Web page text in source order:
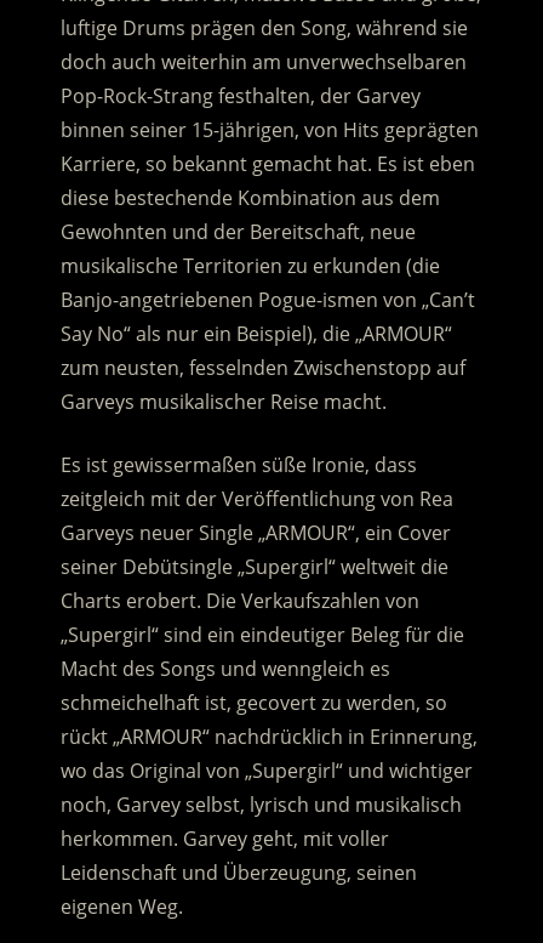
luftige Drums prägen den Song, während sie
doch auch weiterhin am unverwechselbaren
Pop-Rock-Strang festhalten, der Garvey
binnen seiner 15-jährigen, von Hits geprägten
Karriere, so bekannt gemacht hat. Es ist eben
diese bestechende Kombination aus dem
Gewohnten und der Bereitschaft, neue
musikalische Territorien zu erkunden (die
Banjo-angetriebenen Pogue-ismen von „Can’t
Say No“ als nur ein Beispiel), die „ARMOUR“
zum neusten, fesselnden Zwischenstopp auf
Garveys musikalischer Reise macht.
Es ist gewissermaßen süße Ironie, dass
zeitgleich mit der Veröffentlichung von Rea
Garveys neuer Single „ARMOUR“, ein Cover
seiner Debütsingle „Supergirl“ weltweit die
Charts erobert. Die Verkaufszahlen von
„Supergirl“ sind ein eindeutiger Beleg für die
Macht des Songs und wenngleich es
schmeichelhaft ist, gecovert zu werden, so
rückt „ARMOUR“ nachdrücklich in Erinnerung,
wo das Original von „Supergirl“ und wichtiger
noch, Garvey selbst, lyrisch und musikalisch
herkommen. Garvey geht, mit voller
Leidenschaft und Überzeugung, seinen
eigenen Weg.